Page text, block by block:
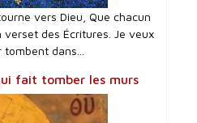
vers Dieu, Que chacun
des Écritures. Je veux
tombent dans...
fait tomber les murs